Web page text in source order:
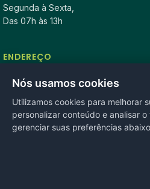
Segunda à Sexta,
Das 07h às 13h
ENDEREÇO
Rua Antonio Tavares, n° 3310,
Mirassol D’Oeste, MT
REDES SOCIAIS
Nós usamos cookies
Utilizamos cookies para melhorar
personalizar conteúdo e analisar
gerenciar suas preferências